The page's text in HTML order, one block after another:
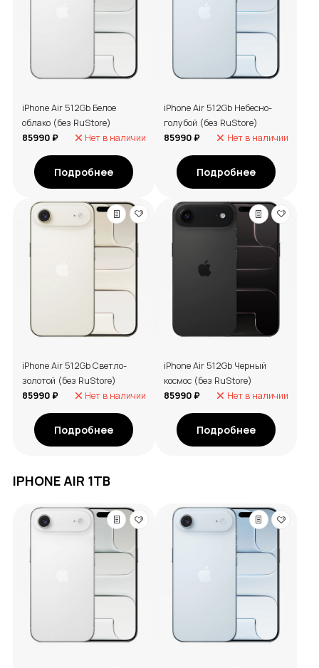
iPhone Air 512Gb Белое
облако (без RuStore)
85990 ₽
Нет в наличии
Подробнее
iPhone Air 512Gb Небесно-
голубой (без RuStore)
85990 ₽
Нет в наличии
Подробнее
iPhone Air 512Gb Светло-
золотой (без RuStore)
85990 ₽
Нет в наличии
Подробнее
iPhone Air 512Gb Черный
космос (без RuStore)
85990 ₽
Нет в наличии
Подробнее
IPHONE AIR 1TB